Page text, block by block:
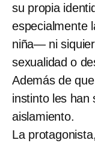
su propia
especialmente
niña— ni
sexualidad o
Además de
instinto les han
aislamiento.
La